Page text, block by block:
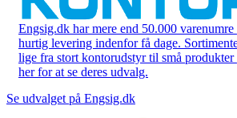
Engsig.dk har mere end 50.000
hurtig levering indenfor få dage.
lige fra stort kontorudstyr til små
her for at se deres udvalg.
Se udvalget på Engsig.dk